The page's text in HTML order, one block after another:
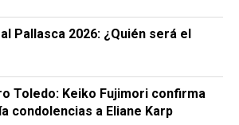
Pallasca 2026: ¿Quién será el
Toledo: Keiko Fujimori confirma
condolencias a Eliane Karp